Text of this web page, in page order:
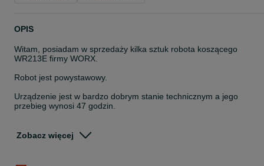
OPIS
Witam, posiadam w sprzedaży kilka sztuk robota koszącego
WR213E firmy WORX.
Robot jest powystawowy.
Urządzenie jest w bardzo dobrym stanie technicznym a jego
przebieg wynosi 47 godzin.
Zobacz więcej